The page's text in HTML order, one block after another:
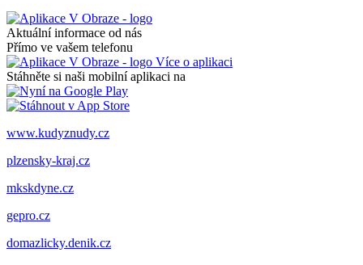
Aktuální informace od nás
Přímo ve vašem telefonu
Více o aplikaci
Stáhněte si naši mobilní aplikaci na
www.kudyznudy.cz
plzensky-kraj.cz
mkskdyne.cz
gepro.cz
domazlicky.denik.cz